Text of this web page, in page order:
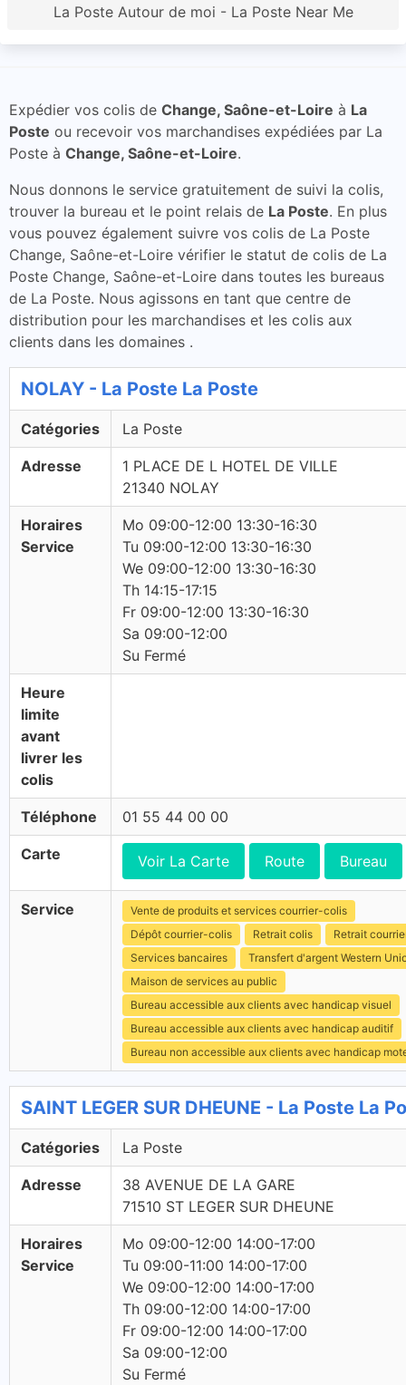
La Poste Autour de moi - La Poste Near Me
Expédier vos colis de Change, Saône-et-Loire à La
Poste ou recevoir vos marchandises expédiées par La
Poste à Change, Saône-et-Loire.
Nous donnons le service gratuitement de suivi la colis,
trouver la bureau et le point relais de La Poste. En plus
vous pouvez également suivre vos colis de La Poste
Change, Saône-et-Loire vérifier le statut de colis de La
Poste Change, Saône-et-Loire dans toutes les bureaus
de La Poste. Nous agissons en tant que centre de
distribution pour les marchandises et les colis aux
clients dans les domaines .
NOLAY - La Poste La Poste
Catégories La Poste
Adresse
1 PLACE DE L HOTEL DE VILLE
21340 NOLAY
Horaires
Service
Mo 09:00-12:00 13:30-16:30
Tu 09:00-12:00 13:30-16:30
We 09:00-12:00 13:30-16:30
Th 14:15-17:15
Fr 09:00-12:00 13:30-16:30
Sa 09:00-12:00
Su Fermé
Heure
limite
avant
livrer les
colis
Téléphone 01 55 44 00 00
Carte Voir La Carte Route Bureau
Service
Vente de produits et services courrier-colis
Dépôt courrier-colis
Retrait colis
Retrait
Services bancaires
Transfert d'argent Western
Maison de services au public
Bureau accessible aux clients avec handicap visuel
Bureau accessible aux clients avec handicap auditif
Bureau non accessible aux clients avec handicap
SAINT LEGER SUR DHEUNE - La Poste La
Catégories La Poste
Adresse
38 AVENUE DE LA GARE
71510 ST LEGER SUR DHEUNE
Horaires
Service
Mo 09:00-12:00 14:00-17:00
Tu 09:00-11:00 14:00-17:00
We 09:00-12:00 14:00-17:00
Th 09:00-12:00 14:00-17:00
Fr 09:00-12:00 14:00-17:00
Sa 09:00-12:00
Su Fermé